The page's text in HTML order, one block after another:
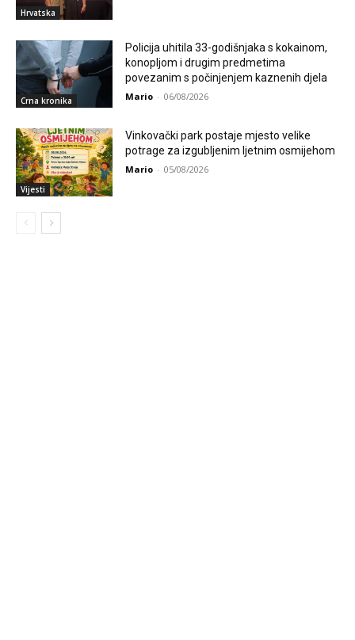
Hrvatska
Crna kronika
Policija uhitila 33-godišnjaka s kokainom,
konopljom i drugim predmetima
povezanim s počinjenjem kaznenih djela
Mario - 06/08/2026
Vijesti
Vinkovački park postaje mjesto velike
potrage za izgubljenim ljetnim osmijehom
Mario - 05/08/2026